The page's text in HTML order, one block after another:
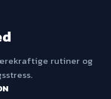
rutiner og